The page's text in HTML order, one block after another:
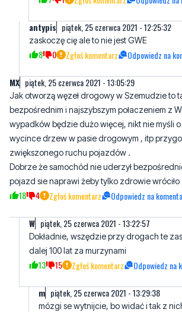
piątek, 25 czerwca 2021 - 13:05:29
Jak otworzą węzeł drogowy w Szemudzie to
wypadków będzie dużo więcej, nikt nie myśli o
wycince drzew w pasie drogowym , itp
zwiększonego ruchu pojazdów .
Dobrze że samochód nie uderzył
pojazd sie naprawi żeby tylko zdrowie wróciło
18 4 Zgłoś komentarz Odpowiedz na
W piątek, 25 czerwca 2021 - 13:22:57
Dokładnie, wszędzie przy drogach te
13 15 Zgłoś komentarz Odpowiedz na
m piątek, 25 czerwca 2021 - 13:29:38
mózgi se wytnijcie, bo widać i tak z
25 8 Zgłoś komentarz Odpowiedz